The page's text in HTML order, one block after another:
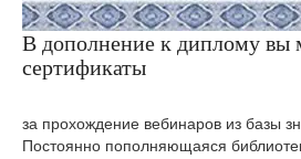
В дополнение к диплому вы
сертификаты
за прохождение вебинаров из базы
Постоянно пополняющаяся